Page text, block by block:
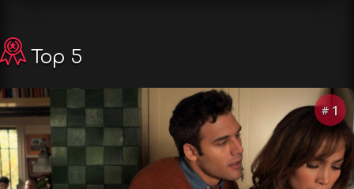
Top 5
# 1